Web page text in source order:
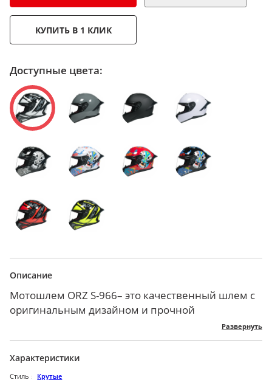
КУПИТЬ В 1 КЛИК
Доступные цвета:
Описание
Мотошлем ORZ S-966– это качественный шлем с
оригинальным дизайном и прочной
функциональность, данная модель шлема
выигрывает в сегменте цена-качество. Этот
Развернуть
Характеристики
Стиль Крутые